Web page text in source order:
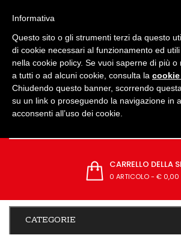
CARRELLO DELLA
0 ARTICOLO- € 0,00
CATEGORIE
Informativa
Questo sito o gli strumenti terzi da questo
di cookie necessari al funzionamento ed
nella cookie policy. Se vuoi saperne di più
a tutti o ad alcuni cookie, consulta la
Chiudendo questo banner, scorrendo
su un link o proseguendo la navigazione in
acconsenti all’uso dei cookie.